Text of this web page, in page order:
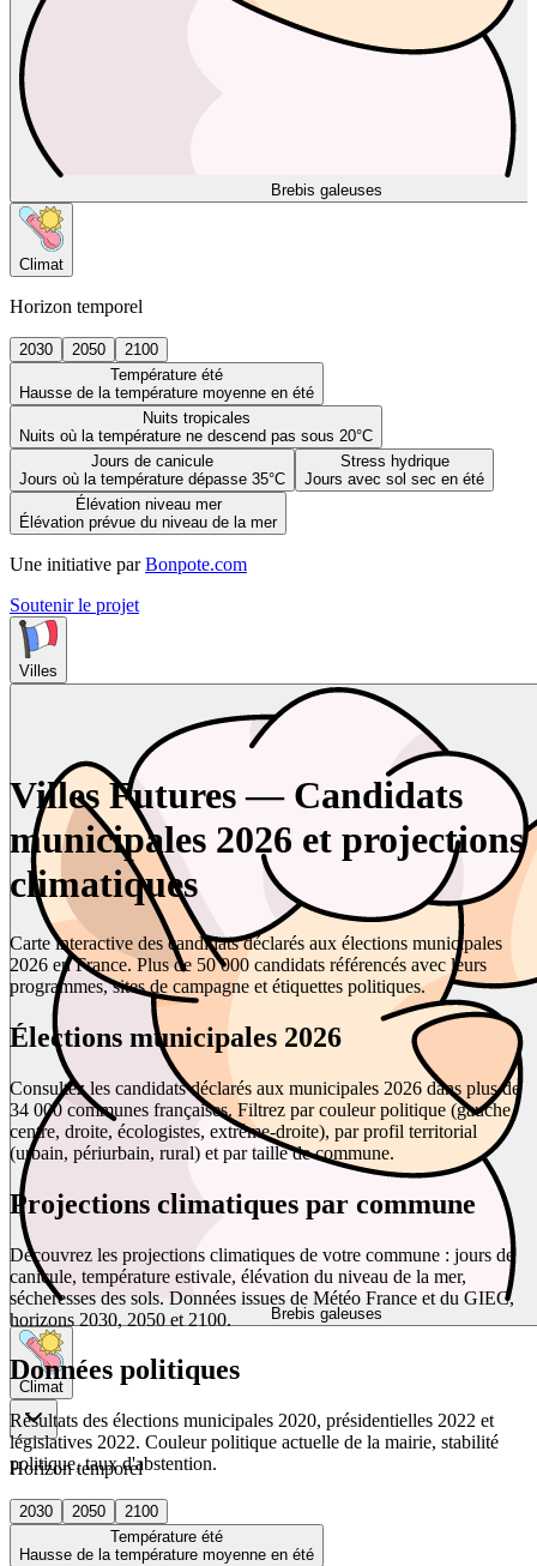
Brebis galeuses
Climat
Horizon temporel
2030 2050
2100
Température été
Hausse de la température moyenne en été
Nuits tropicales
Nuits où la température ne descend pas sous 20°C
Jours de canicule
Jours où la température dépasse 35°C
Stress hydrique
Jours avec sol sec en été
Élévation niveau mer
Élévation prévue du niveau de la mer
Une initiative par Bonpote.com
Soutenir le projet
Villes
Brebis galeuses
Climat
Horizon temporel
2030 2050
2100
Température été
Hausse de la température moyenne en été
Villes Futures — Candidats
municipales 2026 et projections
climatiques
Carte interactive des candidats déclarés aux élections municipales
2026 en France. Plus de 50 000 candidats référencés avec leurs
programmes, sites de campagne et étiquettes politiques.
Élections municipales 2026
Consultez les candidats déclarés aux municipales 2026 dans plus de
34 000 communes françaises. Filtrez par couleur politique (gauche,
centre, droite, écologistes, extrême-droite), par profil territorial
(urbain, périurbain, rural) et par taille de commune.
Projections climatiques par commune
Découvrez les projections climatiques de votre commune : jours de
canicule, température estivale, élévation du niveau de la mer,
sécheresses des sols. Données issues de Météo France et du GIEC,
horizons 2030, 2050 et 2100.
Données politiques
Résultats des élections municipales 2020, présidentielles 2022 et
législatives 2022. Couleur politique actuelle de la mairie, stabilité
politique, taux d'abstention.